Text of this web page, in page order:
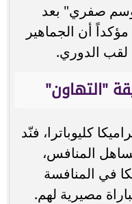
صفري" بعد
أن الجماهير
لقب الدوري.
"التهاون"
كليوباترا، فنّد
المنافس،
في المنافسة
مصيرية لهم.